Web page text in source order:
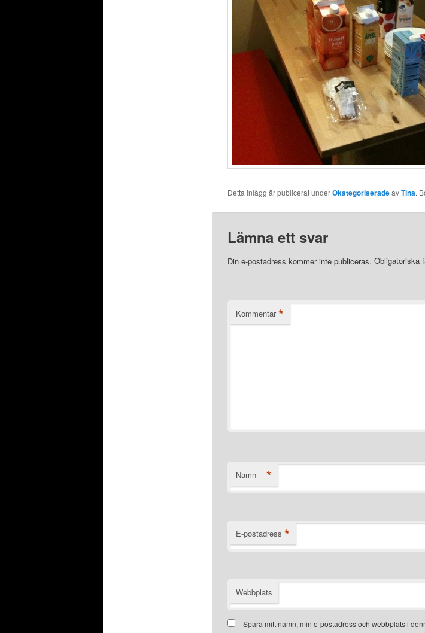
Detta inlägg är publicerat underOkategoriseradeavTina.
Lämna ett svar
Din e-postadress kommer inte publiceras. Obligatoriska
Kommentar *
Namn *
E-postadress *
Webbplats
Spara mitt namn, min e-postadress och webbplats i